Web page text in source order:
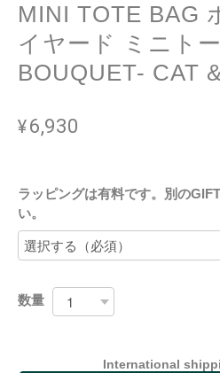
MINI TOTE BAG
イヤード ミニト
BOUQUET- CAT
¥6,930
ラッピングは有料です。別の
い。
数量
International